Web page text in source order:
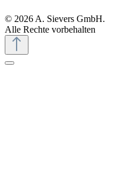
© 2026 A. Sievers GmbH.
Alle Rechte vorbehalten